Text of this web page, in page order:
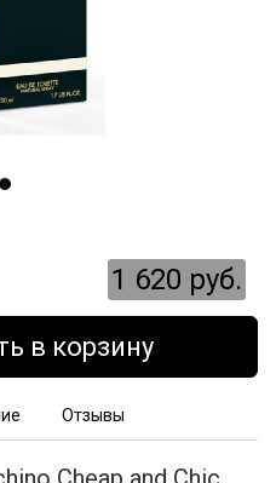
1 620 руб.
в корзину
Отзывы